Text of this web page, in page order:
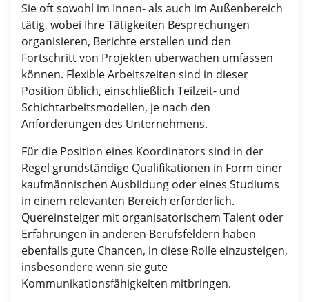
Sie oft sowohl im Innen- als auch im Außenbereich
tätig, wobei Ihre Tätigkeiten Besprechungen
organisieren, Berichte erstellen und den
Fortschritt von Projekten überwachen umfassen
können. Flexible Arbeitszeiten sind in dieser
Position üblich, einschließlich Teilzeit- und
Schichtarbeitsmodellen, je nach den
Anforderungen des Unternehmens.
Für die Position eines Koordinators sind in der
Regel grundständige Qualifikationen in Form einer
kaufmännischen Ausbildung oder eines Studiums
in einem relevanten Bereich erforderlich.
Quereinsteiger mit organisatorischem Talent oder
Erfahrungen in anderen Berufsfeldern haben
ebenfalls gute Chancen, in diese Rolle einzusteigen,
insbesondere wenn sie gute
Kommunikationsfähigkeiten mitbringen.